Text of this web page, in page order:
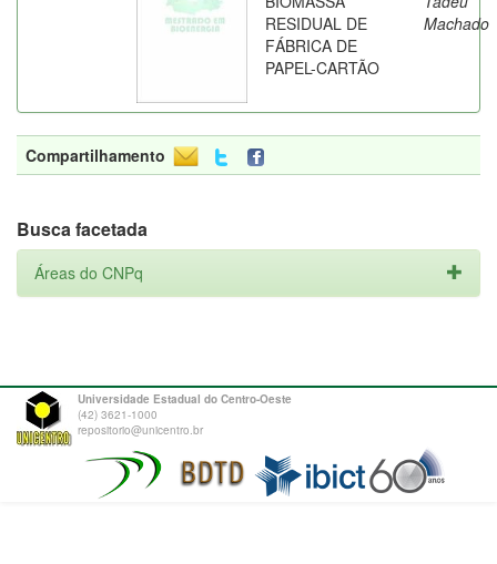
RESIDUAL DE
FÁBRICA DE
PAPEL-CARTÃO
Machado
Compartilhamento
Busca facetada
Áreas do CNPq
Universidade Estadual do Centro-Oeste
(42) 3621-1000
repositorio@unicentro.br